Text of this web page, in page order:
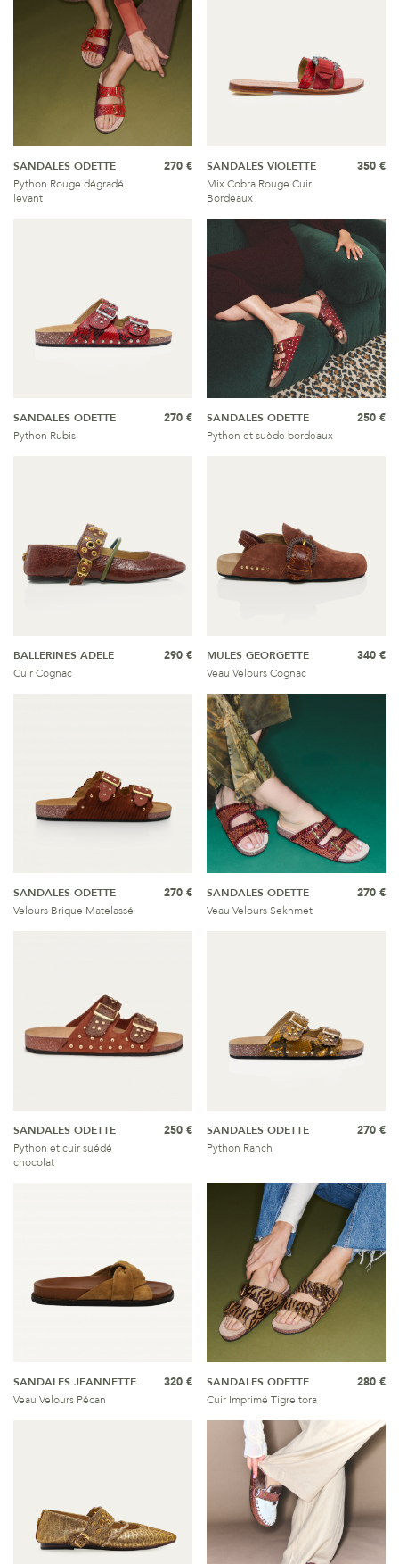
SANDALES ODETTE
Python Rouge dégradé
levant
270 €
SANDALES VIOLETTE
Mix Cobra Rouge Cuir
Bordeaux
350 €
SANDALES ODETTE
Python Rubis
270 €
SANDALES ODETTE
Python et suède bordeaux
250 €
BALLERINES ADELE
Cuir Cognac
290 €
MULES GEORGETTE
Veau Velours Cognac
340 €
SANDALES ODETTE
Velours Brique Matelassé
270 €
SANDALES ODETTE
Veau Velours Sekhmet
270 €
SANDALES ODETTE
Python et cuir suédé
chocolat
250 €
SANDALES ODETTE
Python Ranch
270 €
SANDALES JEANNETTE
Veau Velours Pécan
320 €
SANDALES ODETTE
Cuir Imprimé Tigre tora
280 €